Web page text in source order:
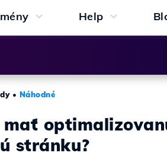
Help
• Náhodné
mať
stránku?